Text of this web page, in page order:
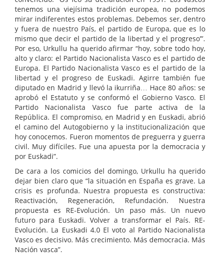
tenemos una viejísima tradición europea, no podemos
mirar indiferentes estos problemas. Debemos ser, dentro
y fuera de nuestro País, el partido de Europa, que es lo
mismo que decir el partido de la libertad y el progreso’”.
Por eso, Urkullu ha querido afirmar “hoy, sobre todo hoy,
alto y claro: el Partido Nacionalista Vasco es el partido de
Europa. El Partido Nacionalista Vasco es el partido de la
libertad y el progreso de Euskadi. Agirre también fue
diputado en Madrid y llevó la ikurriña… Hace 80 años: se
aprobó el Estatuto y se conformó el Gobierno Vasco. El
Partido Nacionalista Vasco fue parte activa de la
República. El compromiso, en Madrid y en Euskadi, abrió
el camino del Autogobierno y la institucionalización que
hoy conocemos. Fueron momentos de preguerra y guerra
civil. Muy difíciles. Fue una apuesta por la democracia y
por Euskadi”.
De cara a los comicios del domingo, Urkullu ha querido
dejar bien claro que “la situación en España es grave. La
crisis es profunda. Nuestra propuesta es constructiva:
Reactivación, Regeneración, Refundación. Nuestra
propuesta es RE-Evolución. Un paso más. Un nuevo
futuro para Euskadi. Volver a transformar el País. RE-
Evolución. La Euskadi 4.0 El voto al Partido Nacionalista
Vasco es decisivo. Más crecimiento. Más democracia. Más
Nación vasca”.